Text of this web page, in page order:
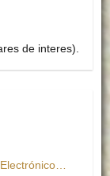
de interes).